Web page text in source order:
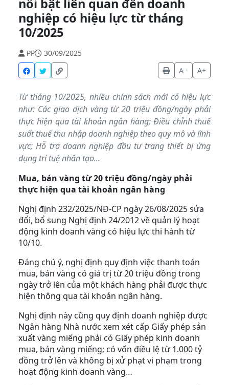
nổi bật liên quan đến doanh
nghiệp có hiệu lực từ tháng
10/2025
PP
30/09/2025
A -
A+
Từ tháng 10/2025, nhiều chính sách mới có hiệu lực
như: Các giao dịch vàng từ 20 triệu đồng/ngày phải
thực hiện qua tài khoản ngân hàng; Điều chỉnh thuế
suất thuế thu nhập doanh nghiệp theo quy mô và lĩnh
vực; Hỗ trợ doanh nghiệp đầu tư trang thiết bị ứng
dụng trí tuệ nhân tạo...
Mua, bán vàng từ 20 triệu đồng/ngày phải
thực hiện qua tài khoản ngân hàng
Nghị định 232/2025/NĐ-CP ngày 26/08/2025 sửa
đổi, bổ sung Nghị định 24/2012 về quản lý hoạt
động kinh doanh vàng có hiệu lực thi hành từ
10/10.
Đáng chú ý, nghị định quy định việc thanh toán
mua, bán vàng có giá trị từ 20 triệu đồng trong
ngày trở lên của một khách hàng phải được thực
hiện thông qua tài khoản ngân hàng.
Nghị định này cũng quy định doanh nghiệp được
Ngân hàng Nhà nước xem xét cấp Giấy phép sản
xuất vàng miếng phải có Giấy phép kinh doanh
mua, bán vàng miếng; có vốn điều lệ từ 1.000 tỷ
đồng trở lên và không bị xử phạt vi phạm trong
hoạt động kinh doanh vàng…